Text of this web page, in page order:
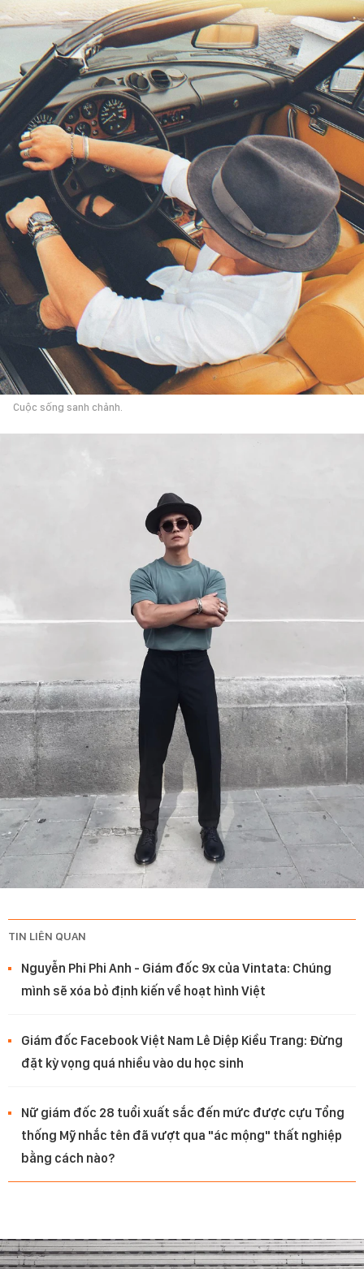
Cuộc sống sanh chảnh.
TIN LIÊN QUAN
Nguyễn Phi Phi Anh - Giám đốc 9x của Vintata: Chúng
mình sẽ xóa bỏ định kiến về hoạt hình Việt
Giám đốc Facebook Việt Nam Lê Diệp Kiều Trang: Đừng
đặt kỳ vọng quá nhiều vào du học sinh
Nữ giám đốc 28 tuổi xuất sắc đến mức được cựu Tổng
thống Mỹ nhắc tên đã vượt qua "ác mộng" thất nghiệp
bằng cách nào?